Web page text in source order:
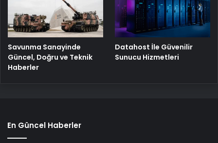
Savunma Sanayinde
Güncel, Doğru ve Teknik
Haberler
Datahost İle Güvenilir
Sunucu Hizmetleri
En Güncel Haberler